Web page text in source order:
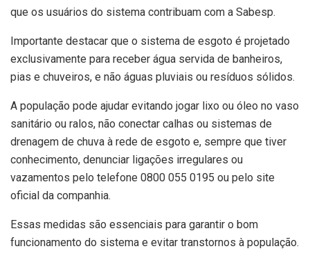
que os usuários do sistema contribuam com a Sabesp.
Importante destacar que o sistema de esgoto é projetado
exclusivamente para receber água servida de banheiros,
pias e chuveiros, e não águas pluviais ou resíduos sólidos.
A população pode ajudar evitando jogar lixo ou óleo no vaso
sanitário ou ralos, não conectar calhas ou sistemas de
drenagem de chuva à rede de esgoto e, sempre que tiver
conhecimento, denunciar ligações irregulares ou
vazamentos pelo telefone 0800 055 0195 ou pelo site
oficial da companhia.
Essas medidas são essenciais para garantir o bom
funcionamento do sistema e evitar transtornos à população.